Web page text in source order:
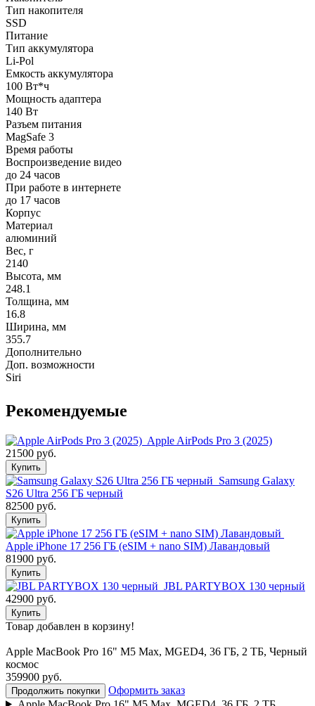
Тип накопителя
SSD
Питание
Тип аккумулятора
Li-Pol
Емкость аккумулятора
100 Вт*ч
Мощность адаптера
140 Вт
Разъем питания
MagSafe 3
Время работы
Воспроизведение видео
до 24 часов
При работе в интернете
до 17 часов
Корпус
Материал
алюминий
Вес, г
2140
Высота, мм
248.1
Толщина, мм
16.8
Ширина, мм
355.7
Дополнительно
Доп. возможности
Siri
Рекомендуемые
Apple AirPods Pro 3 (2025)
21500 руб.
Купить
Samsung Galaxy
S26 Ultra 256 ГБ черный
82500 руб.
Купить
Apple iPhone 17 256 ГБ (eSIM + nano SIM) Лавандовый
81900 руб.
Купить
JBL PARTYBOX 130 черный
42900 руб.
Купить
Товар добавлен в корзину!
Apple MacBook Pro 16" M5 Max, MGED4, 36 ГБ, 2 ТБ, Черный
космос
359900 руб.
Продолжить покупки
Оформить заказ